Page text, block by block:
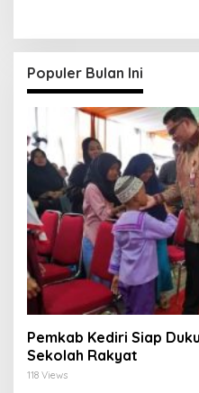
Populer Bulan Ini
Pemkab Kediri Siap
Sekolah Rakyat
118 Views